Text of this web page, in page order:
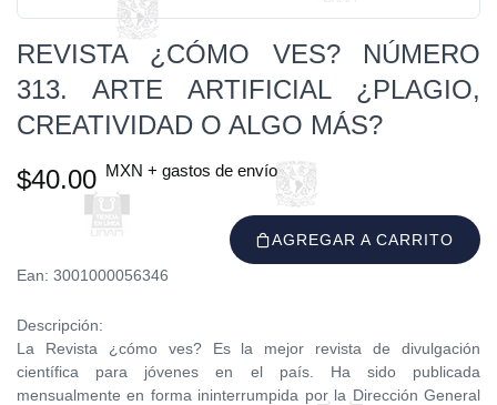
REVISTA ¿CÓMO VES? NÚMERO
313. ARTE ARTIFICIAL ¿PLAGIO,
CREATIVIDAD O ALGO MÁS?
$40.00 MXN + gastos de envío
AGREGAR A CARRITO
Ean: 3001000056346
Descripción:
La Revista ¿cómo ves? Es la mejor revista de divulgación
científica para jóvenes en el país. Ha sido publicada
mensualmente en forma ininterrumpida por la Dirección General